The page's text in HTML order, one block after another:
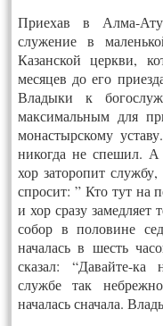
Приехав в Алма-
служение в
Казанской церкви,
месяцев до его
Владыки к
максимальным для
монастырскому
никогда не спешил.
хор заторопит
спросит: ” Кто тут на
и хор сразу
собор в половине
началась в шесть
сказал: “Давайте-ка
службе так
началась сначала.